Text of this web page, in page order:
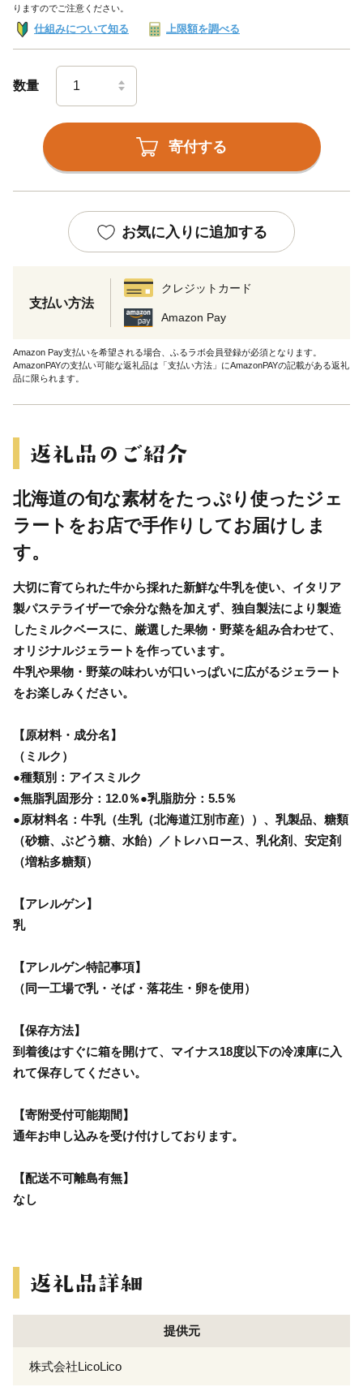
りますのでご注意ください。
仕組みについて知る 上限額を調べる
数量
寄付する
お気に入りに追加する
支払い方法
クレジットカード
Amazon Pay
Amazon Pay支払いを希望される場合、ふるラボ会員登録が必須となります。
AmazonPAYの支払い可能な返礼品は「支払い方法」にAmazonPAYの記載がある返礼
品に限られます。
北海道の旬な素材をたっぷり使ったジェ
ラートをお店で手作りしてお届けしま
す。
大切に育てられた牛から採れた新鮮な牛乳を使い、イタリア
製パステライザーで余分な熱を加えず、独自製法により製造
したミルクベースに、厳選した果物・野菜を組み合わせて、
オリジナルジェラートを作っています。
牛乳や果物・野菜の味わいが口いっぱいに広がるジェラート
をお楽しみください。
【原材料・成分名】
（ミルク）
●種類別：アイスミルク
●無脂乳固形分：12.0％●乳脂肪分：5.5％
●原材料名：牛乳（生乳（北海道江別市産））、乳製品、糖類
（砂糖、ぶどう糖、水飴）／トレハロース、乳化剤、安定剤
（増粘多糖類）
【アレルゲン】
乳
【アレルゲン特記事項】
（同一工場で乳・そば・落花生・卵を使用）
【保存方法】
到着後はすぐに箱を開けて、マイナス18度以下の冷凍庫に入
れて保存してください。
【寄附受付可能期間】
通年お申し込みを受け付けしております。
【配送不可離島有無】
なし
提供元
株式会社LicoLico